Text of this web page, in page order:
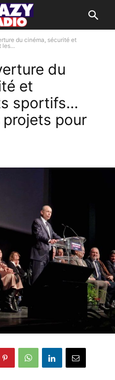
du cinéma, sécurité et
les...
du
et
sportifs…
pour